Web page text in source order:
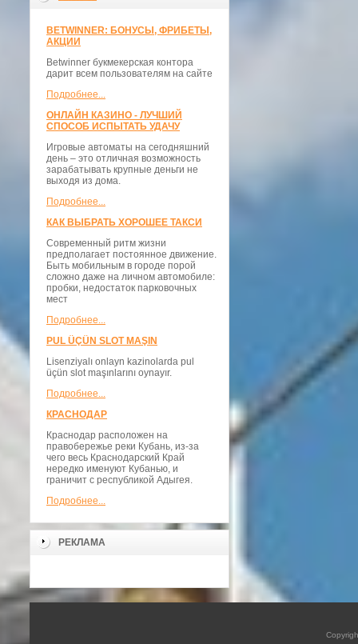
BETWINNER: БОНУСЫ, ФРИБЕТЫ,
АКЦИИ
Betwinner букмекерская контора
дарит всем пользователям на сайте
Подробнее...
ОНЛАЙН КАЗИНО - ЛУЧШИЙ
СПОСОБ ИСПЫТАТЬ УДАЧУ
Игровые автоматы на сегодняшний
день – это отличная возможность
зарабатывать крупные деньги не
выходя из дома.
Подробнее...
КАК ВЫБРАТЬ ХОРОШЕЕ ТАКСИ
Современный ритм жизни
предполагает постоянное движение.
Быть мобильным в городе порой
сложно даже на личном автомобиле:
пробки, недостаток парковочных
мест
Подробнее...
PUL ÜÇÜN SLOT MAŞIN
Lisenziyalı onlayn kazinolarda pul
üçün slot maşınlarını oynayır.
Подробнее...
КРАСНОДАР
Краснодар расположен на
правобережье реки Кубань, из-за
чего весь Краснодарский Край
нередко именуют Кубанью, и
граничит с республикой Адыгея.
Подробнее...
РЕКЛАМА